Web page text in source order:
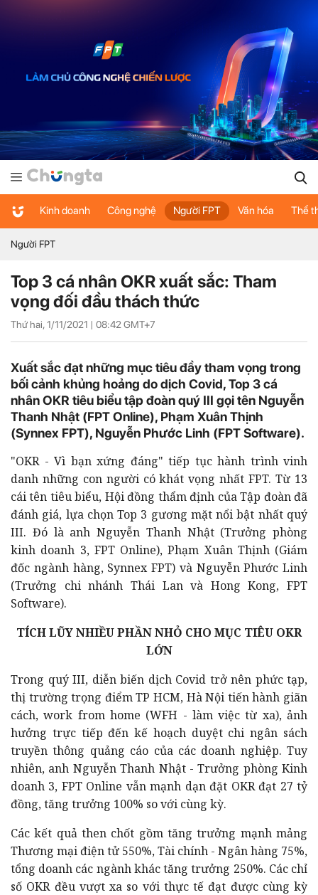
Kinh doanh Công nghệ Người FPT Văn hóa Thể
Người FPT
Top 3 cá nhân OKR xuất sắc: Tham
vọng đối đầu thách thức
Thứ hai, 1/11/2021 | 08:42 GMT+7
Xuất sắc đạt những mục tiêu đầy tham vọng trong
bối cảnh khủng hoảng do dịch Covid, Top 3 cá
nhân OKR tiêu biểu tập đoàn quý III gọi tên Nguyễn
Thanh Nhật (FPT Online), Phạm Xuân Thịnh
(Synnex FPT), Nguyễn Phước Linh (FPT Software).
"OKR - Vì bạn xứng đáng" tiếp tục hành trình vinh
danh những con người có khát vọng nhất FPT. Từ 13
cái tên tiêu biểu, Hội đồng thẩm định của Tập đoàn đã
đánh giá, lựa chọn Top 3 gương mặt nổi bật nhất quý
III. Đó là anh Nguyễn Thanh Nhật (Trưởng phòng
kinh doanh 3, FPT Online), Phạm Xuân Thịnh (Giám
đốc ngành hàng, Synnex FPT) và Nguyễn Phước Linh
(Trưởng chi nhánh Thái Lan và Hong Kong, FPT
Software).
TÍCH LŨY NHIỀU PHẦN NHỎ CHO MỤC TIÊU OKR
LỚN
Trong quý III, diễn biến dịch Covid trở nên phức tạp,
thị trường trọng điểm TP HCM, Hà Nội tiến hành giãn
cách, work from home (WFH - làm việc từ xa), ảnh
hưởng trực tiếp đến kế hoạch duyệt chi ngân sách
truyền thông quảng cáo của các doanh nghiệp. Tuy
nhiên, anh Nguyễn Thanh Nhật - Trưởng phòng Kinh
doanh 3, FPT Online vẫn mạnh dạn đặt OKR đạt 27 tỷ
đồng, tăng trưởng 100% so với cùng kỳ.
Các kết quả then chốt gồm tăng trưởng mạnh mảng
Thương mại điện tử 550%, Tài chính - Ngân hàng 75%,
tổng doanh các ngành khác tăng trưởng 250%. Các chỉ
số OKR đều vượt xa so với thực tế đạt được cùng kỳ